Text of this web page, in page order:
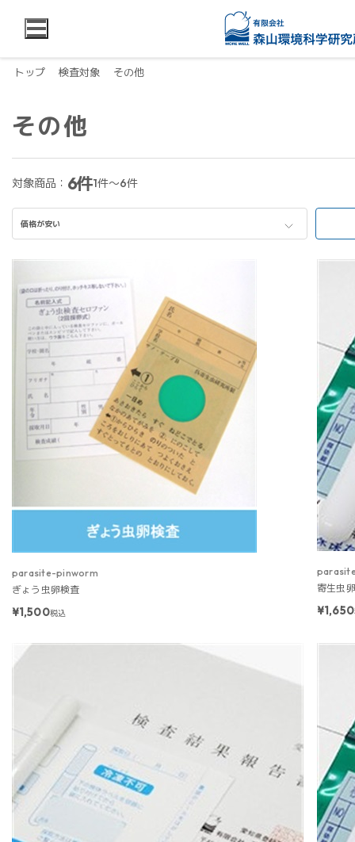
トップ 検査対象 その他
その他
対象商品： 6件1件～6件
価格が安い
parasite-pinworm
ぎょう虫卵検査
¥1,500税込
寄生虫
¥1,650